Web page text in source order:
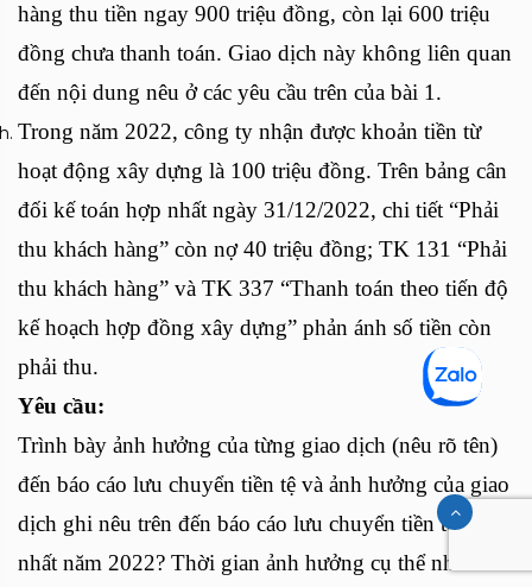
hàng thu tiền ngay 900 triệu đồng, còn lại 600 triệu
đồng chưa thanh toán. Giao dịch này không liên quan
đến nội dung nêu ở các yêu cầu trên của bài 1.
Trong năm 2022, công ty nhận được khoản tiền từ
hoạt động xây dựng là 100 triệu đồng. Trên bảng cân
đối kế toán hợp nhất ngày 31/12/2022, chi tiết “Phải
thu khách hàng” còn nợ 40 triệu đồng; TK 131 “Phải
thu khách hàng” và TK 337 “Thanh toán theo tiến độ
kế hoạch hợp đồng xây dựng” phản ánh số tiền còn
phải thu.
Yêu cầu:
Trình bày ảnh hưởng của từng giao dịch (nêu rõ tên)
đến báo cáo lưu chuyển tiền tệ và ảnh hưởng của giao
dịch ghi nêu trên đến báo cáo lưu chuyển tiền tệ hợp
nhất năm 2022? Thời gian ảnh hưởng cụ thể như thế